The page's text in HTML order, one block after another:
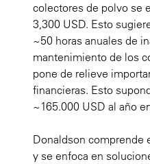
colectores de polvo se
3,300 USD. Esto
~50 horas anuales de
mantenimiento de los
pone de relieve
financieras. Esto
~165.000 USD al año
Donaldson comprende
y se enfoca en